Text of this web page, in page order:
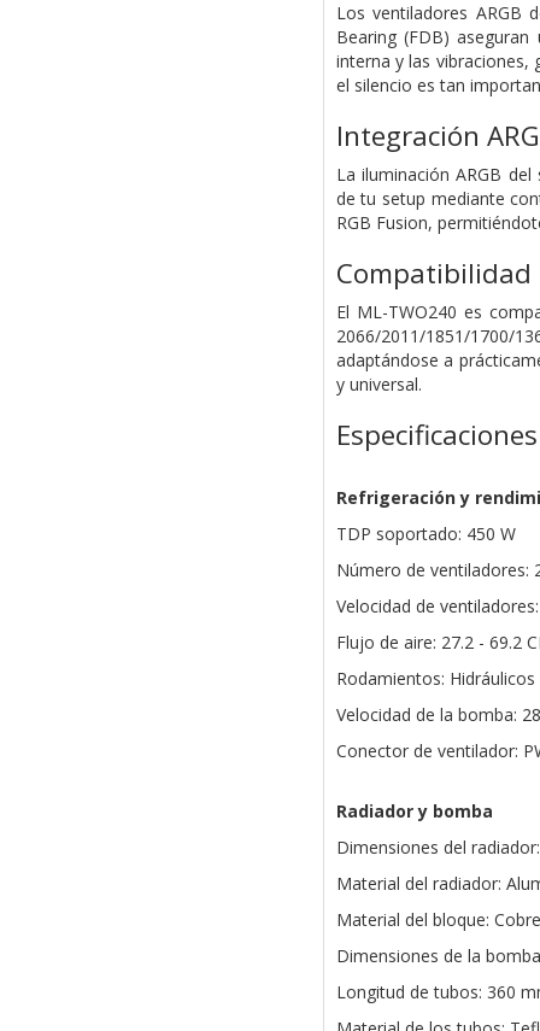
Los ventiladores ARGB
Bearing (FDB)
interna y las
el silencio es tan
Integración
La iluminación ARGB
de tu setup mediante
RGB Fusion,
El ML-TWO240 es
2066/2011/1851/1700/
adaptándose a
y universal.
Especificaciones
Refrigeración y
TDP soportado: 450 W
Número de ventiladores:
Velocidad de
Flujo de aire: 27.2 - 69.2
Rodamientos: Hidráulicos
Velocidad de la bomba:
Conector de ventilador:
Radiador y bomba
Dimensiones del
Material del radiador:
Material del bloque: Cobre
Dimensiones de la
Longitud de tubos: 360